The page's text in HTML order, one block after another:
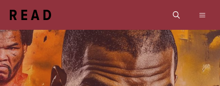
contenu
Menu